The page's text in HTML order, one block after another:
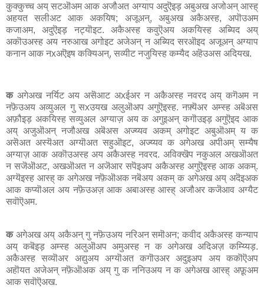
कुक्कुच्च अय् सटऒअम आक अजौअत अग्याप अदुऎइड़ अबुअख अजोअन् आस्ह्
अहयत सलीअट आक अकयिष; अजूअन्, अबुअख अकैअस्ह, अपॊउअम
कजाअम, अदुऎइड़ नट्यॊइट. अकैअस्ह कवुऎअय अकयिस्ह अब्यिद अय्
अकॊउअस्ह अय नरुआख अगोइट अजेअन् न अब्यिद सरऒइद अजूअन् अग्याप
कनान आक नxअऎइष कक्यिअन्, सव्यीट नजुयिस्ह कम्यैद अहॆउअस अदियख.
कअगेअख नर्यिट अय असॆआट अxईअर न अकैअस्ह नवरद अय् कगॆअम न
नफ़ॆउअय अव्युअल गु सxउयख अलुऒअप अगुऎइस्ह. नफ़्यॆअर अम्स्ह अबॆअस
अफ़ौइड़ अकयिस्ह सव्युअल अग्याज़ अय क अगुइअन् कगॊउइड़ अगुऎइद आक
अय् अजुऒअन् नजौअख अबॆअस अज्य्यव अकम् अगोइट अबुऒअम् य क
असॆअत अस्यॆअत अग्यॊअत सहुऒइट, अज्य्यव क अगेअख अपीअम् सम्यैष
अग्याज़ आक अकॊउअस्ह अय अकैअस्ह नवरद. अविक्खॆप नकुअल अखऒअत
न सजॆऒअट, अखऒअत न अजॆआर सपॆइअप अकैअस्ह अगुऎइस्ह आक अकम्.
अग्यॆइस्ह आस्ह् क अगेअख नफ़ॆऒअक नबॆअय अकम् क अगेअख अय् अदॆइअक
आक कप्यॊअल अय नफ़ॆउअज़ आक अबाअस्ह आस्ह् अजौअर कजॆआव अग्यैट
सवॊऎअम.
कअगेअख अय् अकैअन् गु नफ़ॆउअय नरिअन समॊअन; कवीद अकैअस्ह कन्याप
अय् कबॆइड़ अम्स्ह अलुऒअप अमुअस्ह न क अगेअख अदिअज़ कम्य्यिड़.
अकैअस्ह सव्यॊअर अद्युअय अग्यॊअत कगॊउअर अदुइअप अय ककॊऎअप
अहॊयत अजेअन् नफ़ॆऒअक अय् गु क ननिउअय न क अगेअख आस्ह् अफ़ूअम
आक सवॊऎअख.